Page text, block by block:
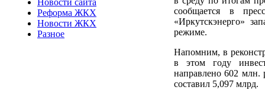
Новости сайта
Реформа ЖКХ
Новости ЖКХ
Разное
сообщается в
«Иркутскэнерго»
режиме.
Напомним, в
в этом году
направлено 602
составил 5,097 млрд.